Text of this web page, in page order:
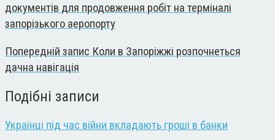
документів для продовження робіт на терміналі
запорізького аеропорту
Попередній запис Коли в Запоріжжі розпочнеться
дачна навігація
Подібні записи
Українці під час війни вкладають гроші в банки